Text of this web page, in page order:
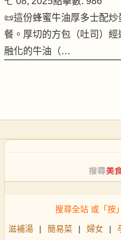
📜這份蜂蜜牛油厚多士配
餐。厚切的方包（吐司）
融化的牛油（…
搜尋全站 或「按
滋補湯 | 簡易菜 | 婦女 |